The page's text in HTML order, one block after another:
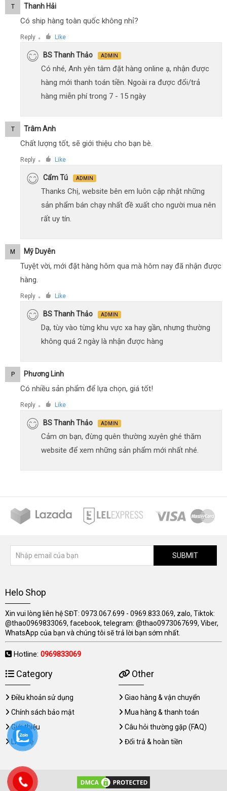
T Thanh Hải
Có ship hàng toàn quốc không nhỉ?
Reply ● Like
BS Thanh Thảo ADMIN
Có nhé, Anh yên tâm đặt hàng online ạ, nhận được
hàng mới thanh toán tiền. Ngoài ra được đổi/trả
hàng miễn phí trong 7 - 15 ngày
T Trâm Anh
Chất lượng tốt, sẽ giới thiệu cho bạn bè.
Reply ● Like
Cẩm Tú ADMIN
Thanks Chị, website bên em luôn cập nhật những
sản phẩm bán chạy nhất đề xuất cho người mua nên
rất uy tín.
M Mỹ Duyên
Tuyệt vời, mới đặt hàng hôm qua mà hôm nay đã nhận được
hàng.
Reply ● Like
BS Thanh Thảo ADMIN
Dạ, tùy vào từng khu vực xa hay gần, nhưng thường
không quá 2 ngày là nhận được hàng
P Phương Linh
Có nhiều sản phẩm để lựa chọn, giá tốt!
Reply ● Like
BS Thanh Thảo ADMIN
Cảm ơn bạn, đừng quên thường xuyên ghé thăm
website để xem những sản phẩm mới nhất nhé.
SUBMIT
Helo Shop
Xin vui lòng liên hệ SĐT: 0973.067.699 - 0969.833.069, zalo, Tiktok:
@thao0969833069, facebook, telegram: @thao0973067699, Viber,
WhatsApp của bạn và chúng tôi sẽ trả lời bạn sớm nhất.
Hotline: 0969833069
Category
Điều khoản sử dụng
Chính sách bảo mật
Giới thiệu
Liên hệ
Other
Giao hàng & vận chuyển
Mua hàng & thanh toán
Câu hỏi thường gặp (FAQ)
Đổi trả & hoàn tiền